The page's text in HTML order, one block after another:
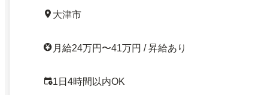
大津市
月給24万円〜41万円 / 昇給あり
1日4時間以内OK